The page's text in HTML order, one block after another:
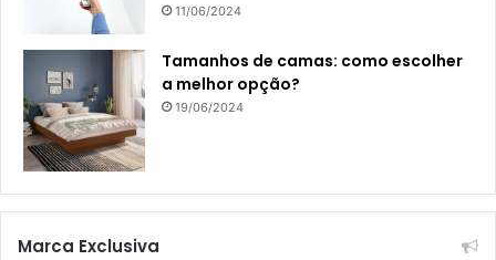
11/06/2024
Tamanhos de camas: como escolher
a melhor opção?
19/06/2024
Marca Exclusiva